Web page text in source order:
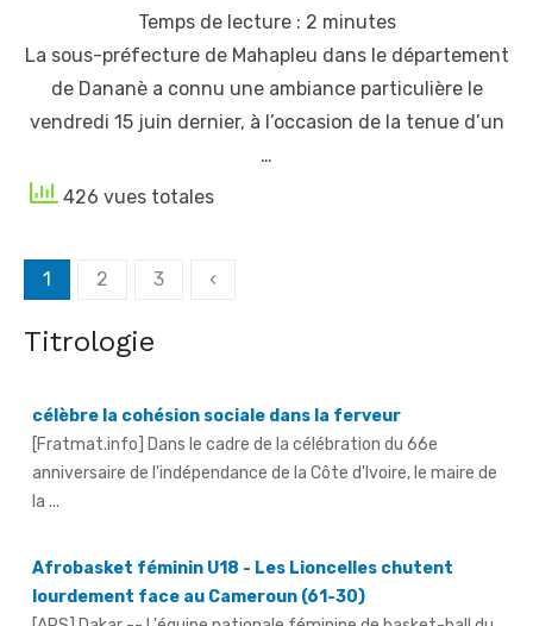
Temps de lecture : 2 minutes
La sous-préfecture de Mahapleu dans le département
de Dananè a connu une ambiance particulière le
vendredi 15 juin dernier, à l’occasion de la tenue d’un
…
426 vues totales
Posts
1 2 3 ‹
Titrologie
Village de l'indépendance à Yopougon - Adama Bictogo
célèbre la cohésion sociale dans la ferveur
[Fratmat.info] Dans le cadre de la célébration du 66e
anniversaire de l'indépendance de la Côte d'Ivoire, le maire de
Afrobasket féminin U18 - Les Lioncelles chutent
lourdement face au Cameroun (61-30)
[APS] Dakar -- L'équipe nationale féminine de basket-ball du
mercredi, face ...